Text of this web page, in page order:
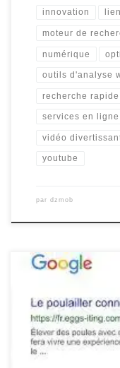
innovation
moteur de
numérique
outils d'analyse
recherche rapide
services en ligne
vidéo
youtube
par dzmob
Comment se faire
référencer sur Google
pour toute entreprise
Voici quelques